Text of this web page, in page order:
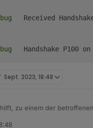
Received
Handshake P100
Constructing
	info	Init device
8022
Sept. 2023, 18:48
zu einem der